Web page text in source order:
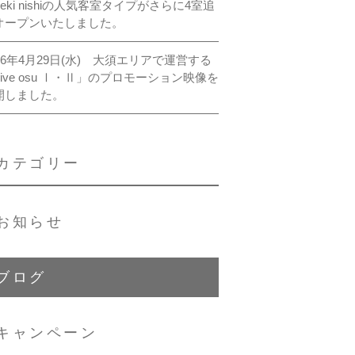
nishiの人気客室タイプがさらに4室追
ープンいたしました。
年4月29日(水) 大須エリアで運営する
osu Ⅰ・Ⅱ」のプロモーション映像を
しました。
テゴリー
知らせ
ログ
ャンペーン